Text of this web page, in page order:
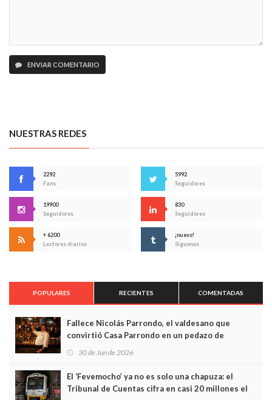
ENVIAR COMENTARIO
NUESTRAS REDES
2292
Fans
5992
Seguidores
19900
Seguidores
830
Seguidores
+ 6200
Lectores diarios
¡nuevo!
Síguenos
POPULARES RECIENTES COMENTADAS
Fallece Nicolás Parrondo, el valdesano que
convirtió Casa Parrondo en un pedazo de
30 de Jun de 2026
El ‘Fevemocho’ ya no es solo una chapuza: el
Tribunal de Cuentas cifra en casi 20 millones el